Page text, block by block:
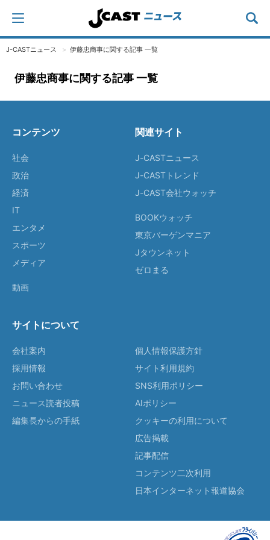
J-CASTニュース 伊藤忠商事に関する記事 一覧
伊藤忠商事に関する記事 一覧
コンテンツ
社会
政治
経済
IT
エンタメ
スポーツ
メディア
動画
関連サイト
J-CASTニュース
J-CASTトレンド
J-CAST会社ウォッチ
BOOKウォッチ
東京バーゲンマニア
Jタウンネット
ゼロまる
サイトについて
会社案内
採用情報
お問い合わせ
ニュース読者投稿
編集長からの手紙
個人情報保護方針
サイト利用規約
SNS利用ポリシー
AIポリシー
クッキーの利用について
広告掲載
記事配信
コンテンツ二次利用
日本インターネット報道協会